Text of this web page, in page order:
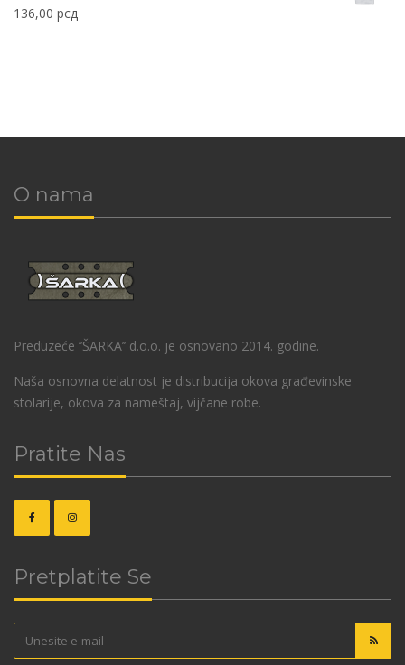
136,00 рсд
O nama
Preduzeće ‘’ŠARKA’’ d.o.o. je osnovano 2014. godine.
Naša osnovna delatnost je distribucija okova građevinske
stolarije, okova za nameštaj, vijčane robe.
Pratite Nas
Pretplatite Se